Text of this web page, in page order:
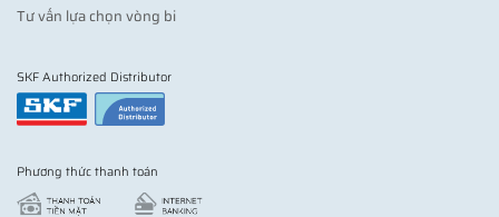
Tư vấn lựa chọn vòng bi
SKF Authorized Distributor
Phương thức thanh toán